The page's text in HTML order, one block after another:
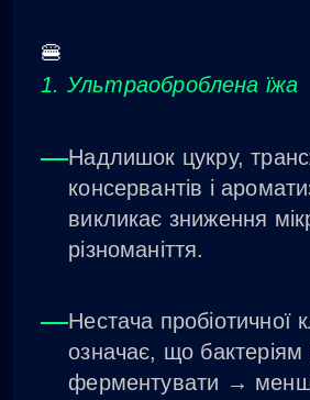
🍔
1. Ультраоброблена їжа
Надлишок цукру,
консервантів і
викликає зниження
різноманіття.
Нестача пробіотичної
означає, що бактеріям
ферментувати →